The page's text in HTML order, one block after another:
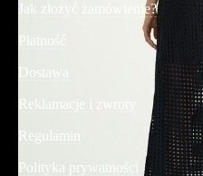
Jak złożyć zamówienie?
Płatność
Dostawa
Reklamacje i zwroty
Regulamin
Polityka prywatności